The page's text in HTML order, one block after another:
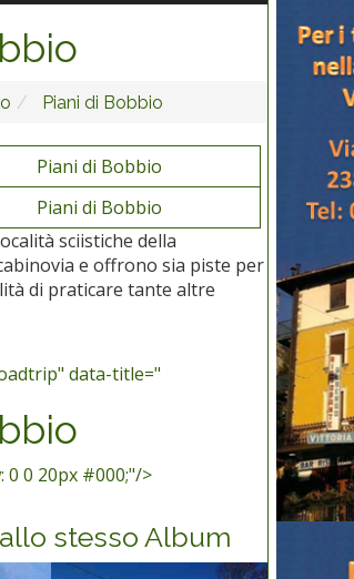
Piani di Bobbio
Piani di Bobbio
Piani di Bobbio
sciistiche della
e offrono sia piste per
di praticare tante altre
data-title="
0 0 20px #000;"/>
stesso Album